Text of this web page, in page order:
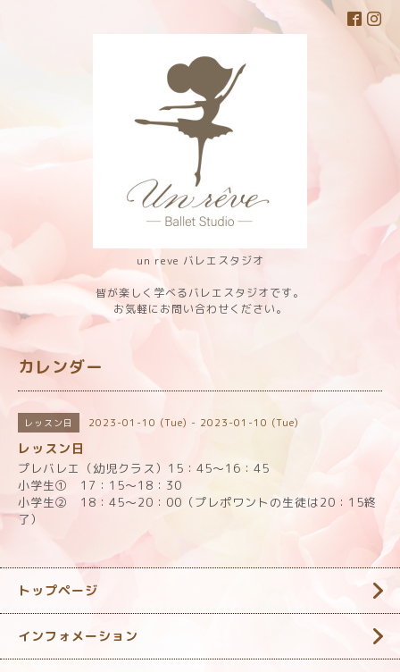
un reve バレエスタジオ
皆が楽しく学べるバレエスタジオです。
お気軽にお問い合わせください。
カレンダー
レッスン日 2023-01-10 (Tue) - 2023-01-10 (Tue)
レッスン日
プレバレエ（幼児クラス）15：45～16：45
小学生① 17：15～18：30
小学生② 18：45～20：00（プレポワントの生徒は20：15終
了）
トップページ
インフォメーション